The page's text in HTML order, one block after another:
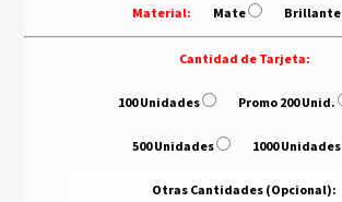
Material: Mate Brillante
Cantidad de Tarjeta:
100 Unidades Promo 200 Unid.
500 Unidades 1000 Unidades
Otras Cantidades (Opcional):